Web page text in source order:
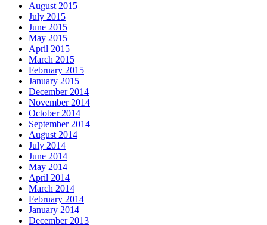
August 2015
July 2015
June 2015
May 2015
April 2015
March 2015
February 2015
January 2015
December 2014
November 2014
October 2014
September 2014
August 2014
July 2014
June 2014
May 2014
April 2014
March 2014
February 2014
January 2014
December 2013